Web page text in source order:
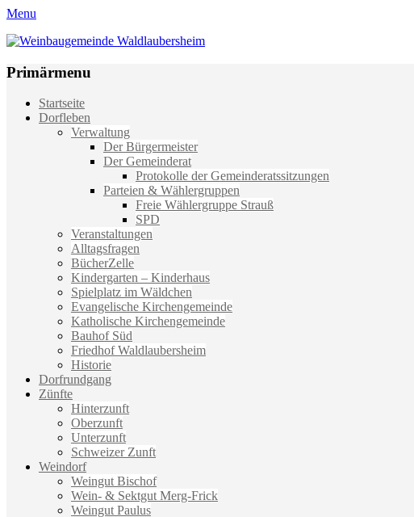
Menu
Weinbaugemeinde Waldlaubersheim
Primärmenu
Weiter
zum
Startseite
Dorfleben
Verwaltung
Der Bürgermeister
Der Gemeinderat
Protokolle der Gemeinderatssitzungen
Parteien & Wählergruppen
Freie Wählergruppe Strauß
SPD
Veranstaltungen
Alltagsfragen
BücherZelle
Kindergarten – Kinderhaus
Spielplatz im Wäldchen
Evangelische Kirchengemeinde
Katholische Kirchengemeinde
Bauhof Süd
Friedhof Waldlaubersheim
Historie
Dorfrundgang
Zünfte
Hinterzunft
Oberzunft
Unterzunft
Schweizer Zunft
Weindorf
Weingut Bischof
Wein- & Sektgut Merg-Frick
Weingut Paulus